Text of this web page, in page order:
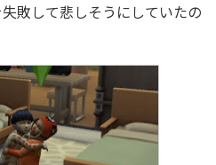
敗して悲しそうにしていたの